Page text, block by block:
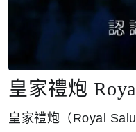
皇家禮炮
皇家禮炮（Royal